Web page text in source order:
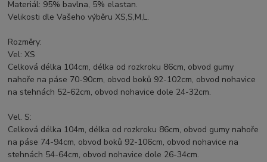
Materiál: 95% bavlna, 5% elastan.
Velikosti dle Vašeho výběru XS,S,M,L.
Rozměry:
Vel: XS
Celková délka 104cm, délka od rozkroku 86cm, obvod gumy
nahoře na páse 70-90cm, obvod boků 92-102cm, obvod nohavice
na stehnách 52-62cm, obvod nohavice dole 24-32cm.
Vel. S:
Celková délka 104m, délka od rozkroku 86cm, obvod gumy nahoře
na páse 74-94cm, obvod boků 92-106cm, obvod nohavice na
stehnách 54-64cm, obvod nohavice dole 26-34cm.